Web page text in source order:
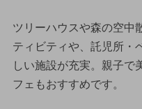
ツリーハウスや森の空中
ティビティや、託児所・
しい施設が充実。親子で
フェもおすすめです。